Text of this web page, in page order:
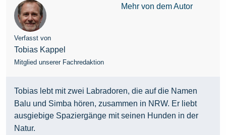
Verfasst von
Tobias Kappel
Mitglied unserer Fachredaktion
Mehr von dem Autor
Tobias lebt mit zwei Labradoren, die auf die Namen
Balu und Simba hören, zusammen in NRW. Er liebt
ausgiebige Spaziergänge mit seinen Hunden in der
Natur.